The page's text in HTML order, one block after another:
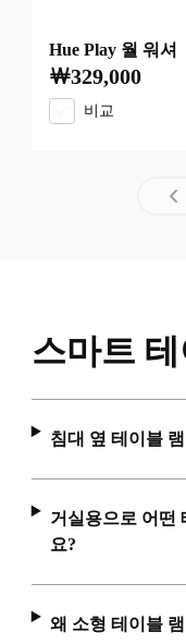
Hue Play 월 워셔
현재 가격은 ￦
￦329,000
비교
스마트
침대 옆 테이블
거실용으로 어떤
요?
왜 소형 테이블